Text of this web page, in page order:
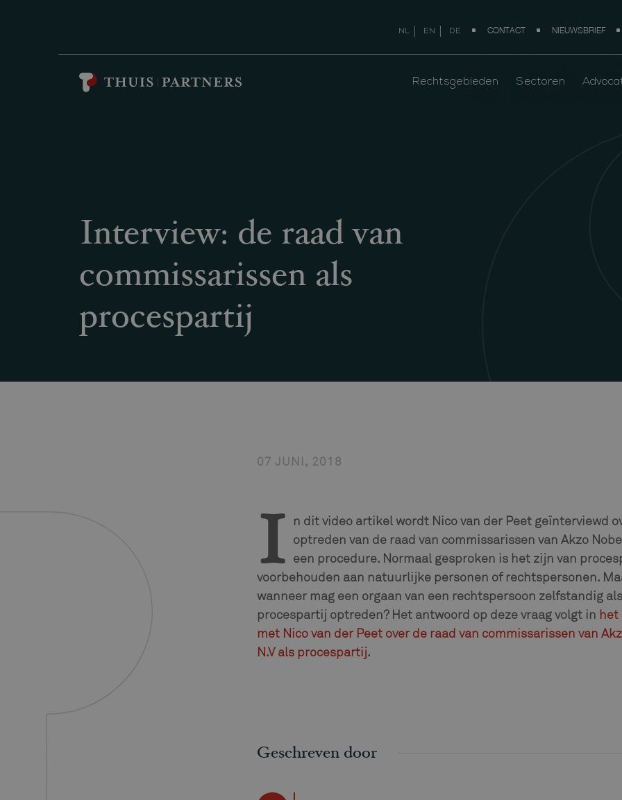
NL EN DE CONTACT NIEUWSBRIEF
Rechtsgebieden Sectoren
Interview: de raad van
commissarissen als
procespartij
07 JUNI, 2018
I n dit video artikel wordt Nico van der Peet geïnterviewd
optreden van de raad van commissarissen van Akzo
een procedure. Normaal gesproken is het zijn van
voorbehouden aan natuurlijke personen of rechtspersonen.
wanneer mag een orgaan van een rechtspersoon zelfstandig als
procespartij optreden? Het antwoord op deze vraag volgt in het
met Nico van der Peet over de raad van commissarissen van
N.V als procespartij.
Geschreven door